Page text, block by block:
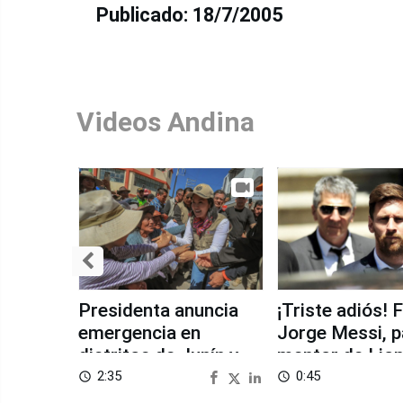
Publicado: 18/7/2005
Videos Andina
Presidenta anuncia
emergencia en
distritos de Junín y
Huancavelica tras
access_time 2:35
¡Triste adiós!
Jorge Messi,
mentor de
Messi
access_time 0:45